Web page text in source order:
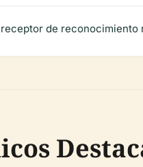
de reconocimiento